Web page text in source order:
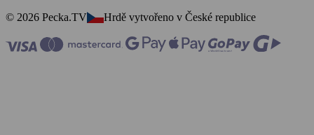
© 2026 Pecka.TV
Hrdě vytvořeno v České republice